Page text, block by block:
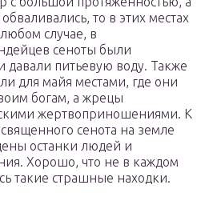
то в этих местах
случае, в
сеноты были
питьевую воду. Также
для майя местами, где они
богам, а жрецы
жертвоприношениями. К
сенота на земле
останки людей и
Хорошо, что не в каждом
такие страшные находки.